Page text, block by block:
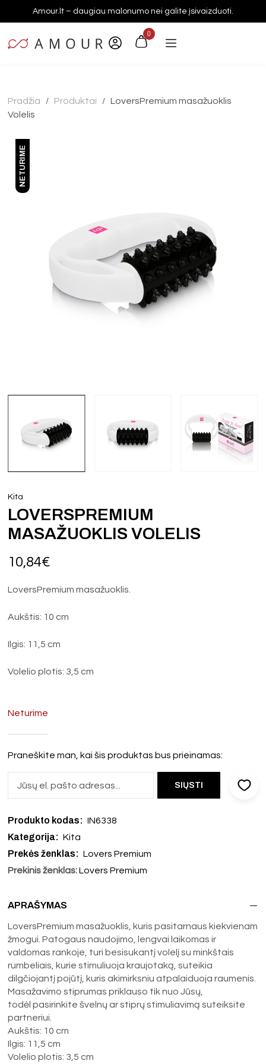
Amour.lt – daugiau malonumo nei galite įsivaizduoti.
0
Pradžia / Produktai /
LoversPremium masažuoklis
Volelis
NETURIME
Kita
LOVERSPREMIUM
MASAŽUOKLIS VOLELIS
10,84€
LoversPremium masažuoklis.
Aukštis: 10 cm
Ilgis: 11,5 cm
Volelio plotis: 3,5 cm
Neturime
Praneškite man, kai šis produktas bus prieinamas:
Produkto kodas: IN6338
Kategorija: Kita
Prekės ženklas: Lovers Premium
Prekinis ženklas: Lovers Premium
APRAŠYMAS
LoversPremium masažuoklis, kuris pasitarnaus kiekvienam
žmogui. Patogaus naudojimo, lengvai laikomas ir
valdomas rankoje, turi besisukantį volelį su minkštais
rumbeliais, kurie stimuliuoja kraujotaką, suteikia
dilgčiojantį pojūtį, kuris akimirksniu atpalaiduoja raumenis.
Masažavimo stiprumas priklauso tik nuo Jūsų,
todėl pasirinkite švelnų ar stiprų stimuliavimą suteiksite
partneriui.
Aukštis: 10 cm
Ilgis: 11,5 cm
Volelio plotis: 3,5 cm